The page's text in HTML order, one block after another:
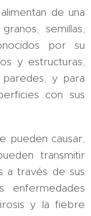
de una
semillas,
por su
y estructuras,
y para
con sus
pueden causar,
transmitir
a través de sus
enfermedades
y la fiebre